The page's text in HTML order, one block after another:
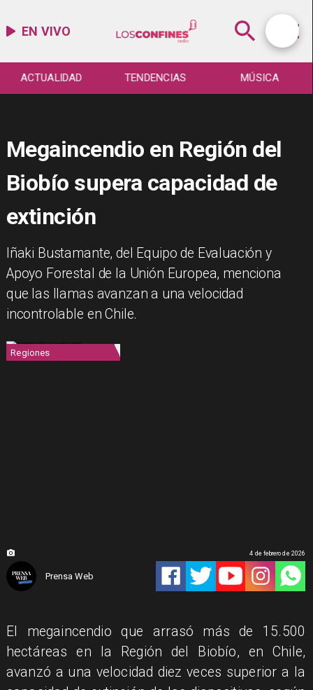
EN VIVO
ACTUALIDAD TENDENCIAS MÚSICA
Megaincendio en Región del
Biobío supera capacidad de
extinción
Iñaki Bustamante, del Equipo de Evaluación y
Apoyo Forestal de la Unión Europea, menciona
que las llamas avanzan a una velocidad
incontrolable en Chile.
Regiones
Prensa Web
4 de febrero de 2026
El megaincendio que arrasó más de 15.500
hectáreas en la Región del Biobío, en Chile,
avanzó a una velocidad diez veces superior a la